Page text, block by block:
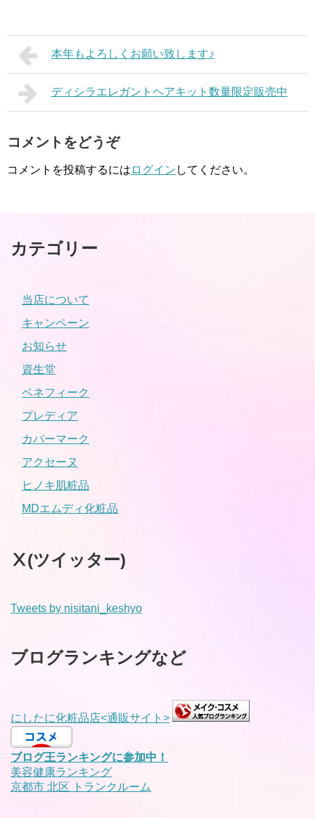
本年もよろしくお願い致します♪
ディシラエレガントヘアキット数量限定販売中
コメントをどうぞ
コメントを投稿するには ログイン してください。
カテゴリー
当店について
キャンペーン
お知らせ
資生堂
ベネフィーク
プレディア
カバーマーク
アクセーヌ
ヒノキ肌粧品
MDエムディ化粧品
Ⅹ(ツイッター)
Tweets by nisitani_keshyo
ブログランキングなど
にしたに化粧品店<通販サイト>
ブログ王ランキングに参加中！
美容健康ランキング
京都市 北区 トランクルーム